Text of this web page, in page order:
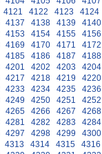
4121 4122 4123 4124
4137 4138 4139 4140
4153 4154 4155 4156
4169 4170 4171 4172
4185 4186 4187 4188
4201 4202 4203 4204
4217 4218 4219 4220
4233 4234 4235 4236
4249 4250 4251 4252
4265 4266 4267 4268
4281 4282 4283 4284
4297 4298 4299 4300
4313 4314 4315 4316